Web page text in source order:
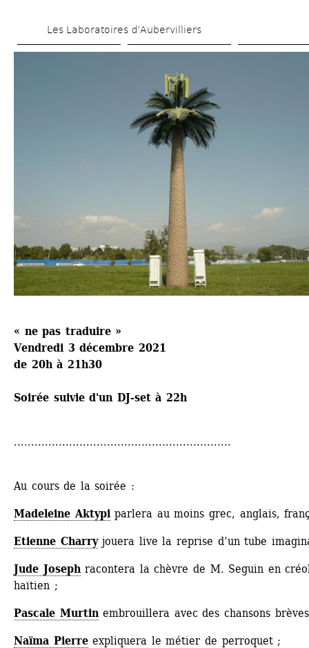
au
contenu
Les Laboratoires d’Aubervilliers
« ne pas traduire »
Vendredi 3 décembre 2021
de 20h à 21h30
Soirée suivie d'un DJ-set à 22h
...............................................................
Au cours de la soirée :
Madeleine Aktypi parlera au moins grec, anglais,
Etienne Charryjouera live la reprise d’un tube
Jude Joseph racontera la chèvre de M. Seguin en
haïtien ;
Pascale Murtin embrouillera avec des chansons
Naïma Pierreexpliquera le métier de perroquet ;